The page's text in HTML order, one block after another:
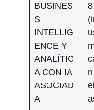
BUSINES
S
INTELLIG
ENCE Y
ANALÍTIC
A CON IA
ASOCIAD
A